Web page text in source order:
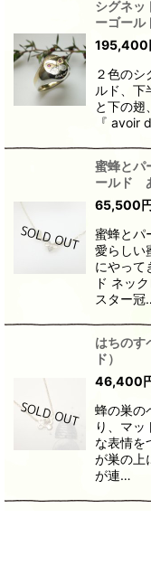
シグネ
ーゴール
195,400
２色の
ルド、下
と下の翅
『 avoir
蜜蜂と
ールド
65,500
蜜蜂とパ
愛らしい
にやって
ド ネッ
スター冠
はちの
ド）
46,400
蜂の巣の
り、マッ
な表情を
が巣の上
が連…